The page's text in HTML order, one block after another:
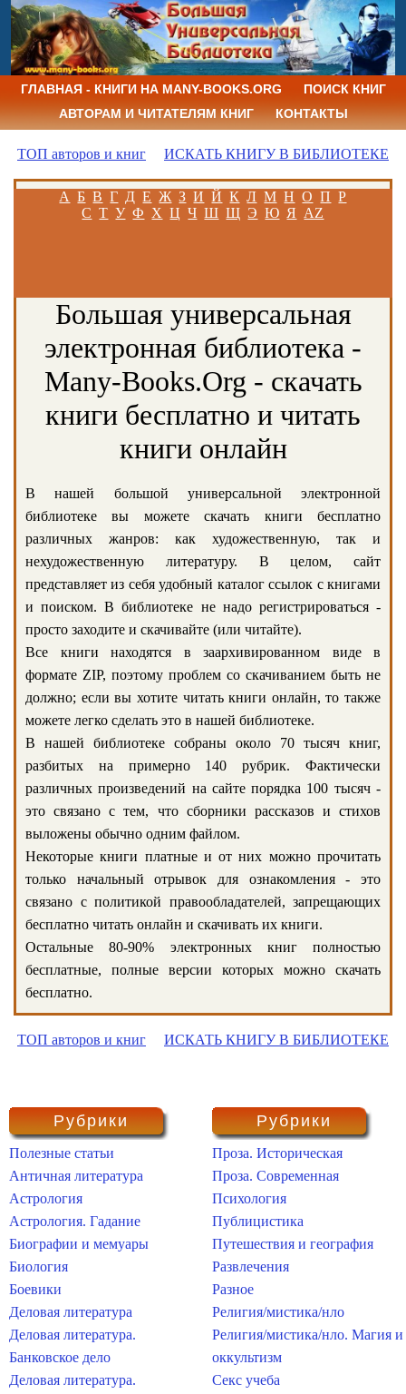
ГЛАВНАЯ - КНИГИ НА MANY-BOOKS.ORG
ПОИСК КНИГ
АВТОРАМ И ЧИТАТЕЛЯМ КНИГ
КОНТАКТЫ
ТОП авторов и книг ИСКАТЬ КНИГУ В БИБЛИОТЕКЕ
А Б В Г Д Е Ж З И Й К Л М Н О П Р
С Т У Ф Х Ц Ч Ш Щ Э Ю Я AZ
Большая универсальная
электронная библиотека -
Many-Books.Org - скачать
книги бесплатно и читать
книги онлайн
В нашей большой универсальной электронной
библиотеке вы можете скачать книги бесплатно
различных жанров: как художественную, так и
нехудожественную литературу. В целом, сайт
представляет из себя удобный каталог ссылок с книгами
и поиском. В библиотеке не надо регистрироваться -
просто заходите и скачивайте (или читайте).
Все книги находятся в заархивированном виде в
формате ZIP, поэтому проблем со скачиванием быть не
должно; если вы хотите читать книги онлайн, то также
можете легко сделать это в нашей библиотеке.
В нашей библиотеке собраны около 70 тысяч книг,
разбитых на примерно 140 рубрик. Фактически
различных произведений на сайте порядка 100 тысяч -
это связано с тем, что сборники рассказов и стихов
выложены обычно одним файлом.
Некоторые книги платные и от них можно прочитать
только начальный отрывок для ознакомления - это
связано с политикой правообладателей, запрещающих
бесплатно читать онлайн и скачивать их книги.
Остальные 80-90% электронных книг полностью
бесплатные, полные версии которых можно скачать
бесплатно.
ТОП авторов и книг ИСКАТЬ КНИГУ В БИБЛИОТЕКЕ
Рубрики
Полезные статьи
Античная литература
Астрология
Астрология. Гадание
Биографии и мемуары
Биология
Боевики
Деловая литература
Деловая литература.
Банковское дело
Деловая литература.
Рубрики
Проза. Историческая
Проза. Современная
Психология
Публицистика
Путешествия и география
Развлечения
Разное
Религия/мистика/нло
Религия/мистика/нло. Магия и
оккультизм
Секс учеба